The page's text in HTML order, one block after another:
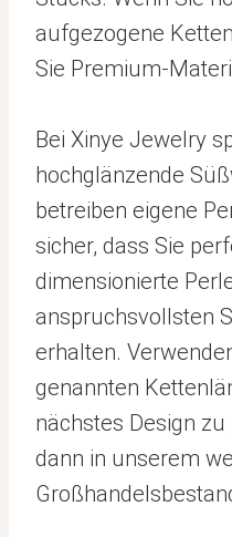
aufgezogene
Sie Premium-
Bei Xinye Jewelry
hochglänzende
betreiben eigene
sicher, dass Sie
dimensionierte
anspruchsvollsten
erhalten.
genannten
nächstes Design
dann in unserem